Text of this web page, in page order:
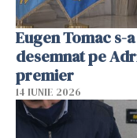
Eugen Tomac s-
desemnat pe
premier
14 IUNIE 2026